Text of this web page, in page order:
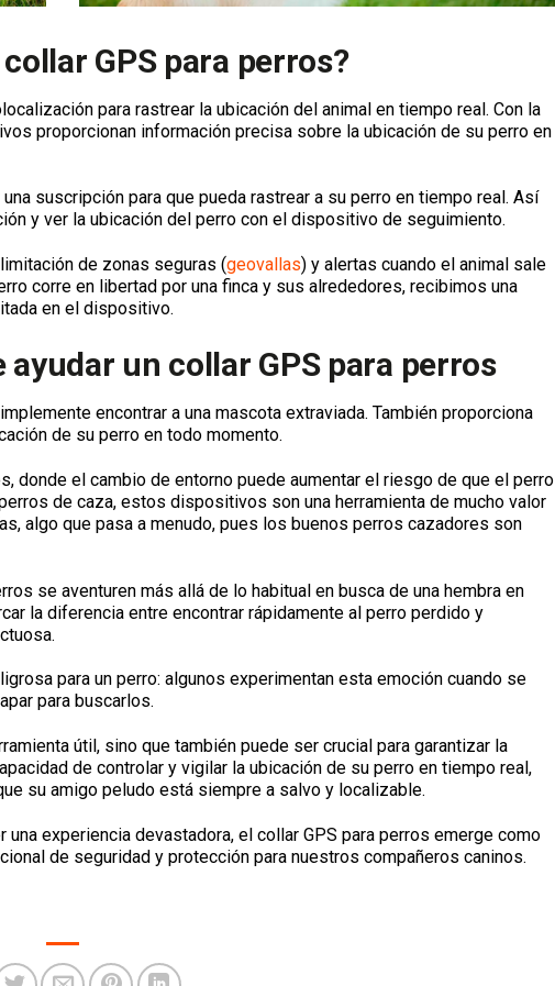
GPS para perros?
para rastrear la ubicación del animal en tiempo real. Con la
proporcionan información precisa sobre la ubicación de su perro en
suscripción para que pueda rastrear a su perro en tiempo real. Así
y ver la ubicación del perro con el dispositivo de seguimiento.
de zonas seguras (geovallas) y alertas cuando el animal sale
corre en libertad por una finca y sus alrededores, recibimos una
en el dispositivo.
ayudar un collar GPS para perros
encontrar a una mascota extraviada. También proporciona
de su perro en todo momento.
donde el cambio de entorno puede aumentar el riesgo de que el perro
de caza, estos dispositivos son una herramienta de mucho valor
algo que pasa a menudo, pues los buenos perros cazadores son
se aventuren más allá de lo habitual en busca de una hembra en
la diferencia entre encontrar rápidamente al perro perdido y
para un perro: algunos experimentan esta emoción cuando se
para buscarlos.
útil, sino que también puede ser crucial para garantizar la
de controlar y vigilar la ubicación de su perro en tiempo real,
su amigo peludo está siempre a salvo y localizable.
experiencia devastadora, el collar GPS para perros emerge como
de seguridad y protección para nuestros compañeros caninos.